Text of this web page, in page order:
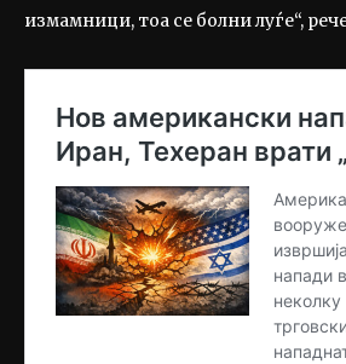
измамници, тоа се болни луѓе“,